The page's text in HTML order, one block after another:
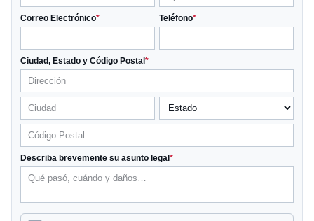
Correo Electrónico* Teléfono*
Ciudad, Estado y Código Postal *
Describa brevemente su asunto legal *